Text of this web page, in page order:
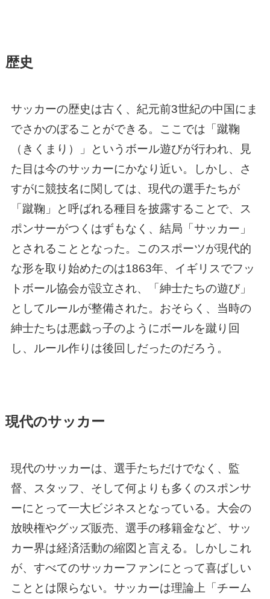
歴史
サッカーの歴史は古く、紀元前3世紀の中国にま
でさかのぼることができる。ここでは「蹴鞠
（きくまり）」というボール遊びが行われ、見
た目は今のサッカーにかなり近い。しかし、さ
すがに競技名に関しては、現代の選手たちが
「蹴鞠」と呼ばれる種目を披露することで、ス
ポンサーがつくはずもなく、結局「サッカー」
とされることとなった。このスポーツが現代的
な形を取り始めたのは1863年、イギリスでフッ
トボール協会が設立され、「紳士たちの遊び」
としてルールが整備された。おそらく、当時の
紳士たちは悪戯っ子のようにボールを蹴り回
し、ルール作りは後回しだったのだろう。
現代のサッカー
現代のサッカーは、選手たちだけでなく、監
督、スタッフ、そして何よりも多くのスポンサ
ーにとって一大ビジネスとなっている。大会の
放映権やグッズ販売、選手の移籍金など、サッ
カー界は経済活動の縮図と言える。しかしこれ
が、すべてのサッカーファンにとって喜ばしい
こととは限らない。サッカーは理論上「チーム